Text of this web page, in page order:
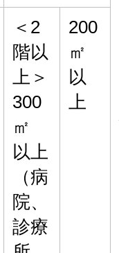
＜2
階以
上＞
300
㎡
以上
（病
院、
診療
200
㎡
以
上